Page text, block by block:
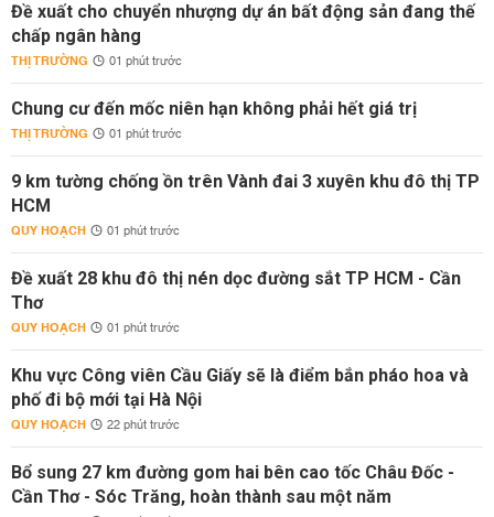
Đề xuất cho chuyển nhượng dự án bất động sản đang thế
chấp ngân hàng
THỊ TRƯỜNG 01 phút trước
Chung cư đến mốc niên hạn không phải hết giá trị
THỊ TRƯỜNG 01 phút trước
9 km tường chống ồn trên Vành đai 3 xuyên khu đô thị TP
HCM
QUY HOẠCH 01 phút trước
Đề xuất 28 khu đô thị nén dọc đường sắt TP HCM - Cần
Thơ
QUY HOẠCH 01 phút trước
Khu vực Công viên Cầu Giấy sẽ là điểm bắn pháo hoa và
phố đi bộ mới tại Hà Nội
QUY HOẠCH 22 phút trước
Bổ sung 27 km đường gom hai bên cao tốc Châu Đốc -
Cần Thơ - Sóc Trăng, hoàn thành sau một năm